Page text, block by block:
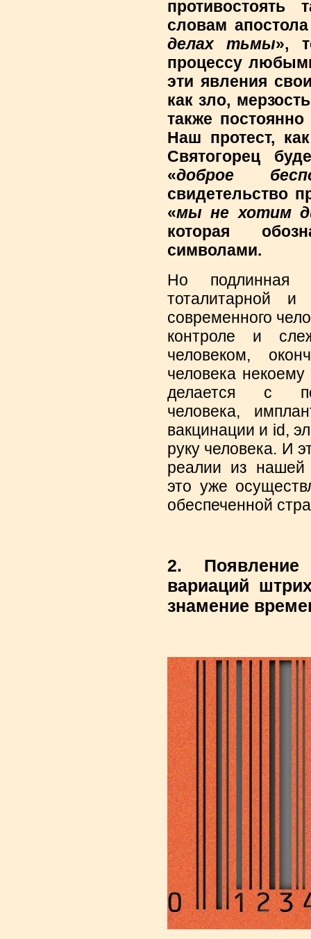
противостоять
словам
делах тьмы»,
процессу
эти явления
как зло,
также
Наш протест,
Святогорец
«доброе
свидетельство
«мы не хотим
которая
символами.
Но подлинная
тоталитарной
современного
контроле и
человеком,
человека
делается с
человека,
вакцинации и id,
руку человека. И
реалии из
это уже
обеспеченной
2.
вариаций
знамение